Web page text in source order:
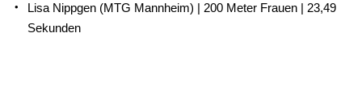
Lisa Nippgen (MTG Mannheim) | 200 Meter Frauen | 23,49
Sekunden